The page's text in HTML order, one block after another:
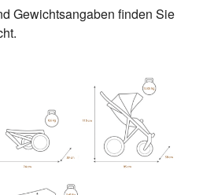
Gewichtsangaben finden Sie